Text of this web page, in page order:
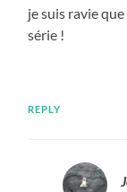
je suis ravie
série !
REPLY